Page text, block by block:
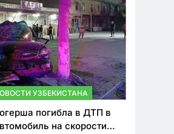
УЗБЕКИСТАНА
погибла в ДТП в
на скорости